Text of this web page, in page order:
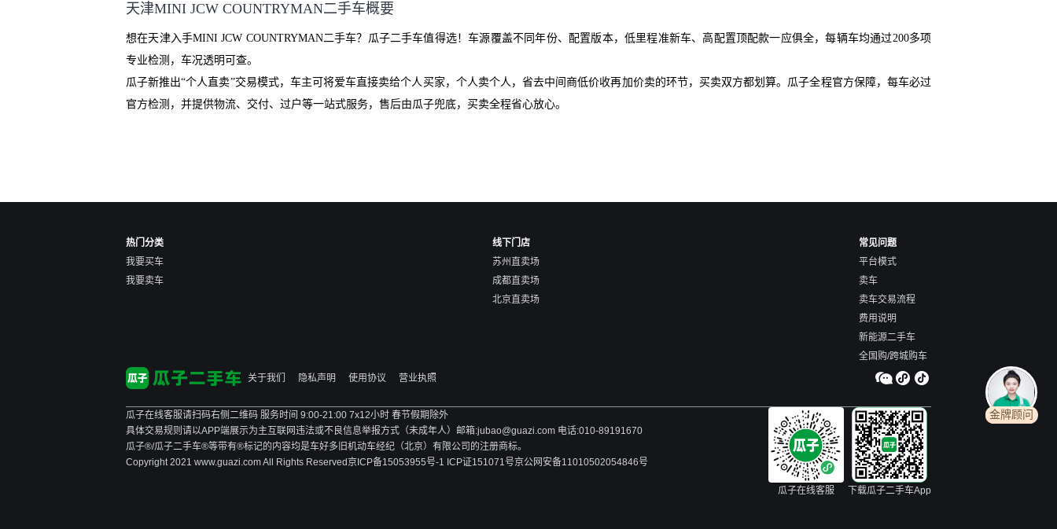
我协商，主动权在平台手里。”
天津MINI JCW COUNTRYMAN二手车概要
想在天津入手MINI JCW COUNTRYMAN二手车？瓜子二手车值得选！车源覆盖不同年份、配置版本，低里程准新车、高配置顶配款一应俱全，每辆车均通过200多项
专业检测，车况透明可查。
瓜子新推出“个人直卖”交易模式，车主可将爱车直接卖给个人买家，个人卖个人，省去中间商低价收再加价卖的环节，买卖双方都划算。瓜子全程官方保障，每车必过
官方检测，并提供物流、交付、过户等一站式服务，售后由瓜子兜底，买卖全程省心放心。
热门分类
我要买车
我要卖车
线下门店
苏州直卖场
成都直卖场
北京直卖场
常见问题
平台模式
卖车
卖车交易流程
费用说明
新能源二手车
全国购/跨城购车
关于我们
隐私声明 使用协议 营业执照
瓜子在线客服请扫码右侧二维码 服务时间 9:00-21:00 7x12小时 春节假期除外
具体交易规则请以APP端展示为主 互联网违法或不良信息举报方式（未成年人）邮箱:jubao@guazi.com 电话:010-89191670
瓜子®/瓜子二手车®等带有®标记的内容均是车好多旧机动车经纪（北京）有限公司的注册商标。
Copyright 2021 www.guazi.com All Rights Reserved京ICP备15053955号-1 ICP证151071号京公网安备11010502054846号
瓜子在线客服 下载瓜子二手车App
金牌顾问